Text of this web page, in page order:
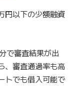
円以下の少額融資
で審査結果が出
、審査通過率も高
トでも借入可能で